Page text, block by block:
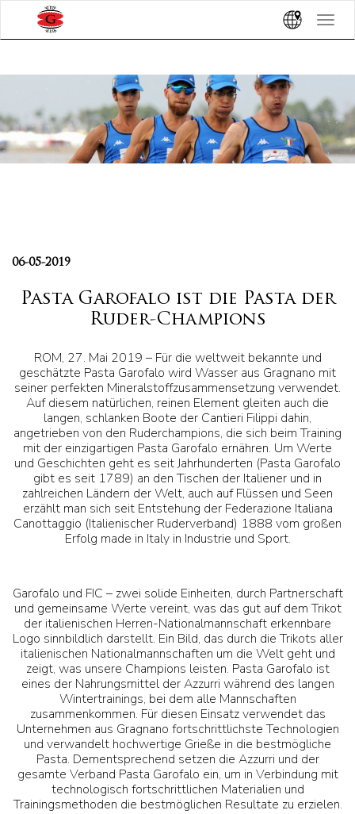
Toggle
06-05-2019
Pasta Garofalo ist die Pasta der
Ruder-Champions
ROM, 27. Mai 2019 – Für die weltweit bekannte und
geschätzte Pasta Garofalo wird Wasser aus Gragnano mit
seiner perfekten Mineralstoffzusammensetzung verwendet.
Auf diesem natürlichen, reinen Element gleiten auch die
langen, schlanken Boote der Cantieri Filippi dahin,
angetrieben von den Ruderchampions, die sich beim Training
mit der einzigartigen Pasta Garofalo ernähren. Um Werte
und Geschichten geht es seit Jahrhunderten (Pasta Garofalo
gibt es seit 1789) an den Tischen der Italiener und in
zahlreichen Ländern der Welt, auch auf Flüssen und Seen
erzählt man sich seit Entstehung der Federazione Italiana
Canottaggio (Italienischer Ruderverband) 1888 vom großen
Erfolg made in Italy in Industrie und Sport.
Garofalo und FIC – zwei solide Einheiten, durch Partnerschaft
und gemeinsame Werte vereint, was das gut auf dem Trikot
der italienischen Herren-Nationalmannschaft erkennbare
Logo sinnbildlich darstellt. Ein Bild, das durch die Trikots aller
italienischen Nationalmannschaften um die Welt geht und
zeigt, was unsere Champions leisten. Pasta Garofalo ist
eines der Nahrungsmittel der Azzurri während des langen
Wintertrainings, bei dem alle Mannschaften
zusammenkommen. Für diesen Einsatz verwendet das
Unternehmen aus Gragnano fortschrittlichste Technologien
und verwandelt hochwertige Grieße in die bestmögliche
Pasta. Dementsprechend setzen die Azzurri und der
gesamte Verband Pasta Garofalo ein, um in Verbindung mit
technologisch fortschrittlichen Materialien und
Trainingsmethoden die bestmöglichen Resultate zu erzielen.